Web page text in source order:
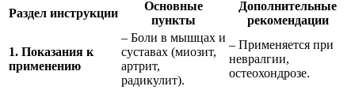
Раздел инструкции
Основные
пункты
Дополнительные
рекомендации
1. Показания к
применению
– Боли в мышцах и
суставах (миозит,
артрит,
радикулит).
– Применяется при
невралгии,
остеохондрозе.